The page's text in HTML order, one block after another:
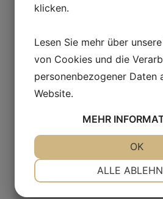
Produkte
klicken.
Lesen Sie mehr über
von Cookies und die
personenbezogener Daten
Website.
MEHR
ALLE
OK